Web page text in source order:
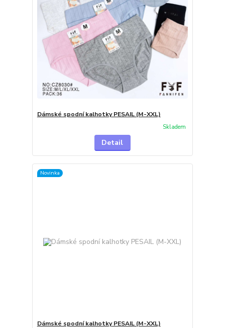
Dámské spodní kalhotky PESAIL (M-XXL)
Skladem
Detail
Novinka
Dámské spodní kalhotky PESAIL (M-XXL)